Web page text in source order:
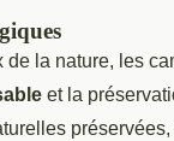
de la nature, les
et la